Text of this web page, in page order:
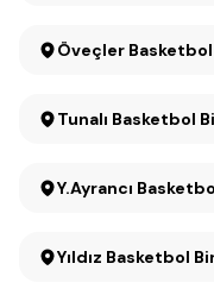
Öveçler
Tunalı Basketbol
Y.Ayrancı
Yıldız Basketbol